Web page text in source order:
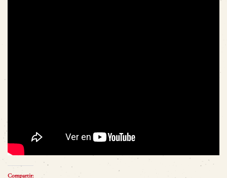
Compartir: